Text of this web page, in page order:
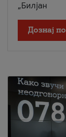
„Билјан
Дознај